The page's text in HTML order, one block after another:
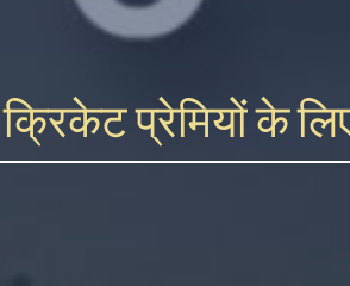
प्रेमियों के